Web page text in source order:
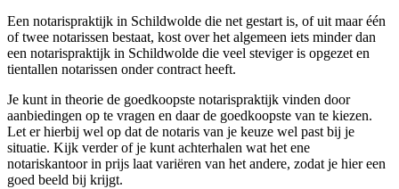
Een notarispraktijk in Schildwolde die net gestart is, of uit maar één
of twee notarissen bestaat, kost over het algemeen iets minder dan
een notarispraktijk in Schildwolde die veel steviger is opgezet en
tientallen notarissen onder contract heeft.
Je kunt in theorie de goedkoopste notarispraktijk vinden door
aanbiedingen op te vragen en daar de goedkoopste van te kiezen.
Let er hierbij wel op dat de notaris van je keuze wel past bij je
situatie. Kijk verder of je kunt achterhalen wat het ene
notariskantoor in prijs laat variëren van het andere, zodat je hier een
goed beeld bij krijgt.